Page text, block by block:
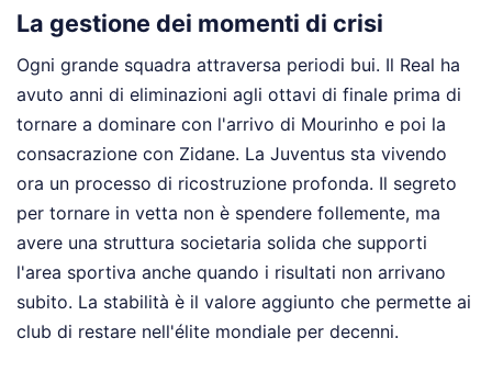
La gestione dei momenti di crisi
Ogni grande squadra attraversa periodi bui. Il Real ha
avuto anni di eliminazioni agli ottavi di finale prima di
tornare a dominare con l'arrivo di Mourinho e poi la
consacrazione con Zidane. La Juventus sta vivendo
ora un processo di ricostruzione profonda. Il segreto
per tornare in vetta non è spendere follemente, ma
avere una struttura societaria solida che supporti
l'area sportiva anche quando i risultati non arrivano
subito. La stabilità è il valore aggiunto che permette ai
club di restare nell'élite mondiale per decenni.